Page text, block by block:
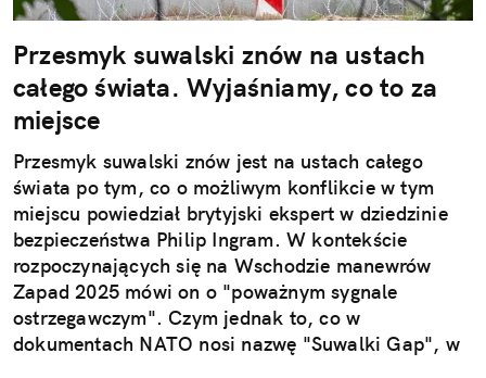
Przesmyk suwalski znów na ustach
całego świata. Wyjaśniamy, co to za
miejsce
Przesmyk suwalski znów jest na ustach całego
świata po tym, co o możliwym konflikcie w tym
miejscu powiedział brytyjski ekspert w dziedzinie
bezpieczeństwa Philip Ingram. W kontekście
rozpoczynających się na Wschodzie manewrów
Zapad 2025 mówi on o "poważnym sygnale
ostrzegawczym". Czym jednak to, co w
dokumentach NATO nosi nazwę "Suwalki Gap", w